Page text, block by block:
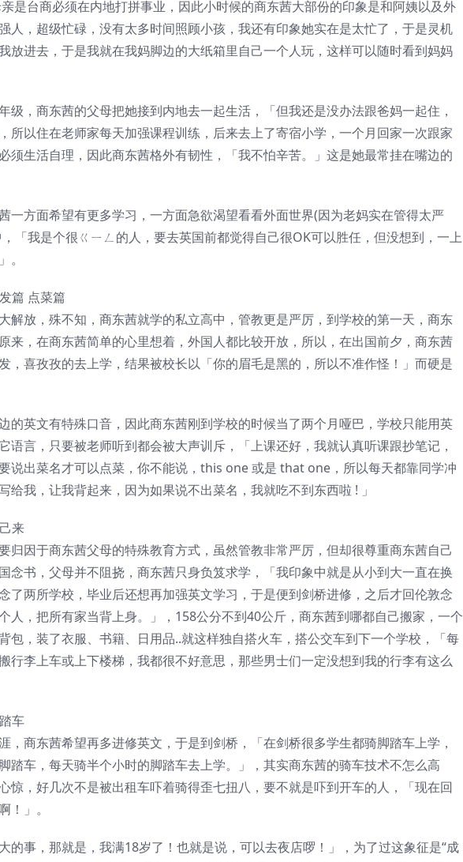
是台商必须在内地打拼事业，因此小时候的商东茜大部份的印象是和阿姨以及外
人，超级忙碌，没有太多时间照顾小孩，我还有印象她实在是太忙了，于是灵机
放进去，于是我就在我妈脚边的大纸箱里自己一个人玩，这样可以随时看到妈妈
级，商东茜的父母把她接到内地去一起生活，「但我还是没办法跟爸妈一起住，
所以住在老师家每天加强课程训练，后来去上了寄宿小学，一个月回家一次跟家
须生活自理，因此商东茜格外有韧性，「我不怕辛苦。」这是她最常挂在嘴边的
一方面希望有更多学习，一方面急欲渴望看看外面世界(因为老妈实在管得太严
「我是个很ㄍㄧㄥ的人，要去英国前都觉得自己很OK可以胜任，但没想到，一上
。
篇 点菜篇
解放，殊不知，商东茜就学的私立高中，管教更是严厉，到学校的第一天，商东
来，在商东茜简单的心里想着，外国人都比较开放，所以，在出国前夕，商东茜
，喜孜孜的去上学，结果被校长以「你的眉毛是黑的，所以不准作怪！」而硬是
的英文有特殊口音，因此商东茜刚到学校的时候当了两个月哑巴，学校只能用英
语言，只要被老师听到都会被大声训斥，「上课还好，我就认真听课跟抄笔记，
说出菜名才可以点菜，你不能说，this one 或是 that one，所以每天都靠同学冲
给我，让我背起来，因为如果说不出菜名，我就吃不到东西啦 ! 」
来
归因于商东茜父母的特殊教育方式，虽然管教非常严厉，但却很尊重商东茜自己
念书，父母并不阻挠，商东茜只身负笈求学，「我印象中就是从小到大一直在换
了两所学校，毕业后还想再加强英文学习，于是便到剑桥进修，之后才回伦敦念
人，把所有家当背上身。」，158公分不到40公斤，商东茜到哪都自己搬家，一个
包，装了衣服、书籍、日用品..就这样独自搭火车，搭公交车到下一个学校，「每
行李上车或上下楼梯，我都很不好意思，那些男士们一定没想到我的行李有这么
车
，商东茜希望再多进修英文，于是到剑桥，「在剑桥很多学生都骑脚踏车上学，
踏车，每天骑半个小时的脚踏车去上学。」，其实商东茜的骑车技术不怎么高
惊，好几次不是被出租车吓着骑得歪七扭八，要不就是吓到开车的人，「现在回
！」。
的事，那就是，我满18岁了！也就是说，可以去夜店啰！」，为了过这象征是“成